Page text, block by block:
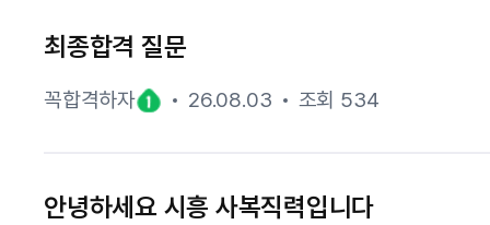
최종합격 질문
꼭합격하자 26.08.03 조회 534
안녕하세요 시흥 사복직력입니다